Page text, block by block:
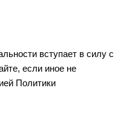
вступает в силу с
если иное не
Политики